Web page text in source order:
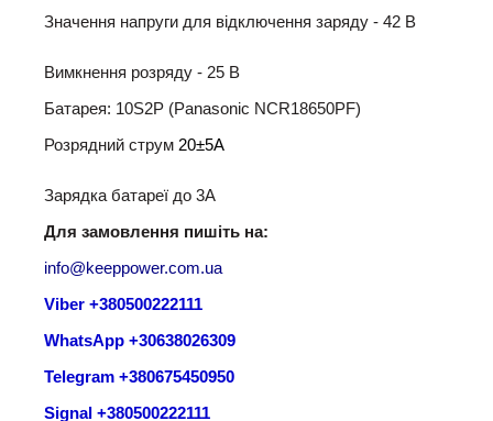
Значення напруги для відключення заряду - 42 В
Вимкнення розряду - 25 В
Батарея: 10S2P (Panasonic NCR18650PF)
Розрядний струм 20±5A
Зарядка батареї до 3А
Для замовлення пишіть на:
info@keeppower.com.ua
Viber +380500222111
WhatsApp +30638026309
Telegram +380675450950
Signal +380500222111